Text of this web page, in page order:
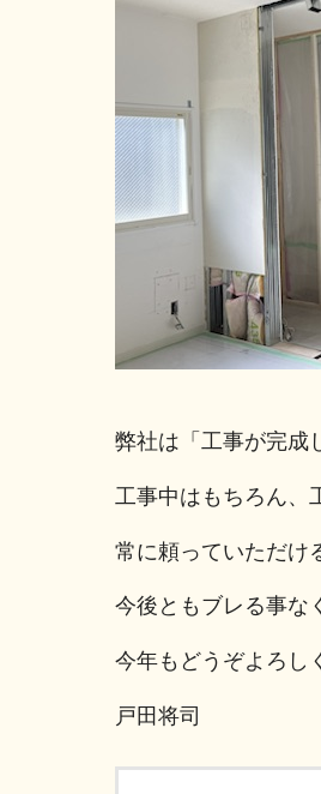
弊社は「工事が完成
工事中はもちろん、
常に頼っていただけ
今後ともブレる事な
今年もどうぞよろし
戸田将司